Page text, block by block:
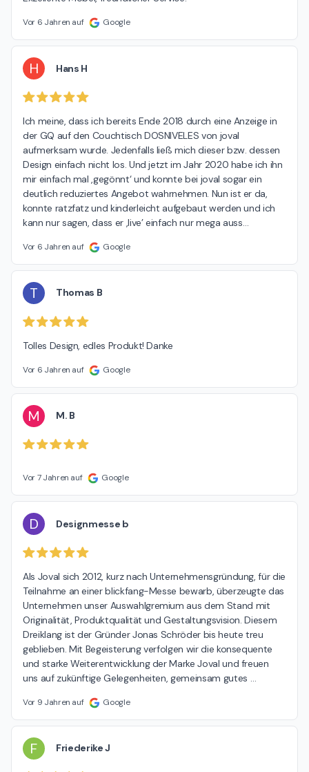
Vor 6 Jahren auf Google
H Hans H
Ich meine, dass ich bereits Ende 2018 durch eine Anzeige in
der GQ auf den Couchtisch DOSNIVELES von joval
aufmerksam wurde. Jedenfalls ließ mich dieser bzw. dessen
Design einfach nicht los. Und jetzt im Jahr 2020 habe ich ihn
mir einfach mal ,gegönnt‘ und konnte bei joval sogar ein
deutlich reduziertes Angebot wahrnehmen. Nun ist er da,
konnte ratzfatz und kinderleicht aufgebaut werden und ich
kann nur sagen, dass er ‚live’ einfach nur mega auss…
Vor 6 Jahren auf Google
T Thomas B
Tolles Design, edles Produkt! Danke
Vor 6 Jahren auf Google
M M. B
Vor 7 Jahren auf Google
D Designmesse b
Als Joval sich 2012, kurz nach Unternehmensgründung, für die
Teilnahme an einer blickfang-Messe bewarb, überzeugte das
Unternehmen unser Auswahlgremium aus dem Stand mit
Originalität, Produktqualität und Gestaltungsvision. Diesem
Dreiklang ist der Gründer Jonas Schröder bis heute treu
geblieben. Mit Begeisterung verfolgen wir die konsequente
und starke Weiterentwicklung der Marke Joval und freuen
uns auf zukünftige Gelegenheiten, gemeinsam gutes …
Vor 9 Jahren auf Google
F Friederike J